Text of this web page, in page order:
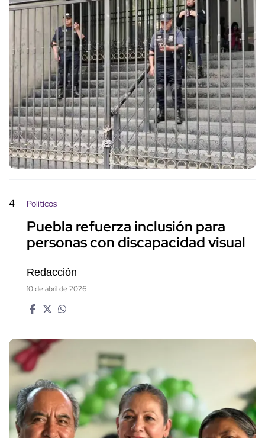
4 Políticos
Puebla refuerza inclusión para
personas con discapacidad visual
Redacción
10 de abril de 2026